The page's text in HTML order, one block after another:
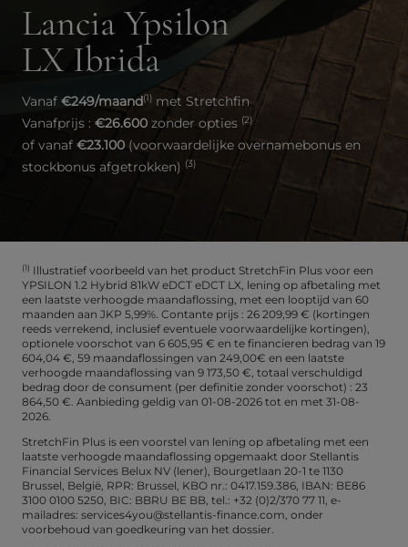
Lancia Ypsilon
LX Ibrida
Vanaf €249/maand(1) met Stretchfin
Vanafprijs : €26.600 zonder opties (2)
of vanaf €23.100 (voorwaardelijke overnamebonus en
stockbonus afgetrokken) (3)
(1) Illustratief voorbeeld van het product StretchFin Plus voor een
YPSILON 1.2 Hybrid 81kW eDCT eDCT LX, lening op afbetaling met
een laatste verhoogde maandaflossing, met een looptijd van 60
maanden aan JKP 5,99%. Contante prijs : 26 209,99 € (kortingen
reeds verrekend, inclusief eventuele voorwaardelijke kortingen),
optionele voorschot van 6 605,95 € en te financieren bedrag van 19
604,04 €, 59 maandaflossingen van 249,00€ en een laatste
verhoogde maandaflossing van 9 173,50 €, totaal verschuldigd
bedrag door de consument (per definitie zonder voorschot) : 23
864,50 €. Aanbieding geldig van 01-08-2026 tot en met 31-08-
2026.
StretchFin Plus is een voorstel van lening op afbetaling met een
laatste verhoogde maandaflossing opgemaakt door Stellantis
Financial Services Belux NV (lener), Bourgetlaan 20-1 te 1130
Brussel, België, RPR: Brussel, KBO nr.: 0417.159.386, IBAN: BE86
3100 0100 5250, BIC: BBRU BE BB, tel.: +32 (0)2/370 77 11, e-
mailadres: services4you@stellantis-finance.com, onder
voorbehoud van goedkeuring van het dossier.